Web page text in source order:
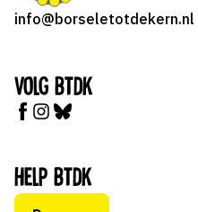
info@borseletotdekern.nl
Volg BTDK
Help BTDK